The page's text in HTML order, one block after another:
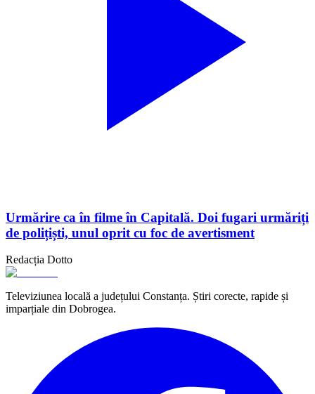
Urmărire ca în filme în Capitală. Doi fugari urmăriți
de polițiști, unul oprit cu foc de avertisment
Redacția Dotto
Televiziunea locală a județului Constanța. Știri corecte, rapide și
imparțiale din Dobrogea.